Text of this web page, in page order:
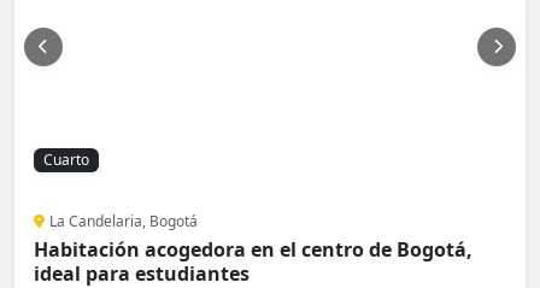
Cuarto
La Candelaria, Bogotá
Habitación acogedora en el centro de Bogotá,
ideal para estudiantes